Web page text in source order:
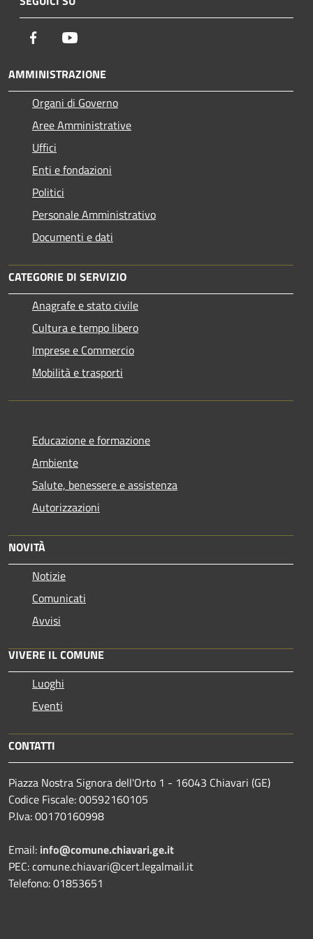
Facebook
AMMINISTRAZIONE
Organi di Governo
Aree Amministrative
Uffici
Enti e fondazioni
Politici
Personale Amministrativo
Documenti e dati
CATEGORIE DI SERVIZIO
Anagrafe e stato civile
Cultura e tempo libero
Imprese e Commercio
Mobilità e trasporti
Educazione e formazione
Ambiente
Salute, benessere e assistenza
Autorizzazioni
NOVITÀ
Notizie
Comunicati
Avvisi
VIVERE IL COMUNE
Luoghi
Eventi
CONTATTI
Piazza Nostra Signora dell'Orto 1 - 16043 Chiavari (GE)
Codice Fiscale: 00592160105
P.Iva: 00170160998
Email: info@comune.chiavari.ge.it
PEC: comune.chiavari@cert.legalmail.it
Telefono: 01853651